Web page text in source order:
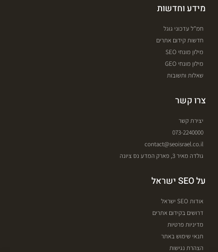
מידע וחדשות
חמ"ל עדכוני גוגל
חדשות קידום אתרים
מילון מונחי SEO
מילון מונחי GEO
שאלות ותשובות
צרו קשר
יצירת קשר
073-2240000
contact@seoisrael.co.il
גולדה מאיר 3, פארק המדע נס ציונה
על SEO ישראל
אודות SEO ישראל
דרושים בקידום אתרים
מדיניות פרטיות
תנאי שימוש באתר
הצהרת נגישות